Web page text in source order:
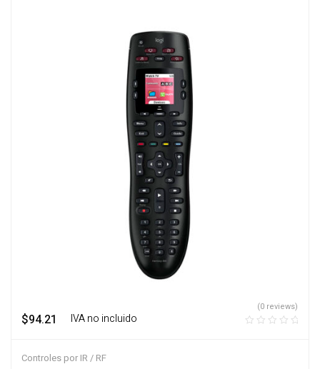
$94.21 ‎ ‎ ‎ IVA no incluido
(0 reviews)
Controles por IR / RF